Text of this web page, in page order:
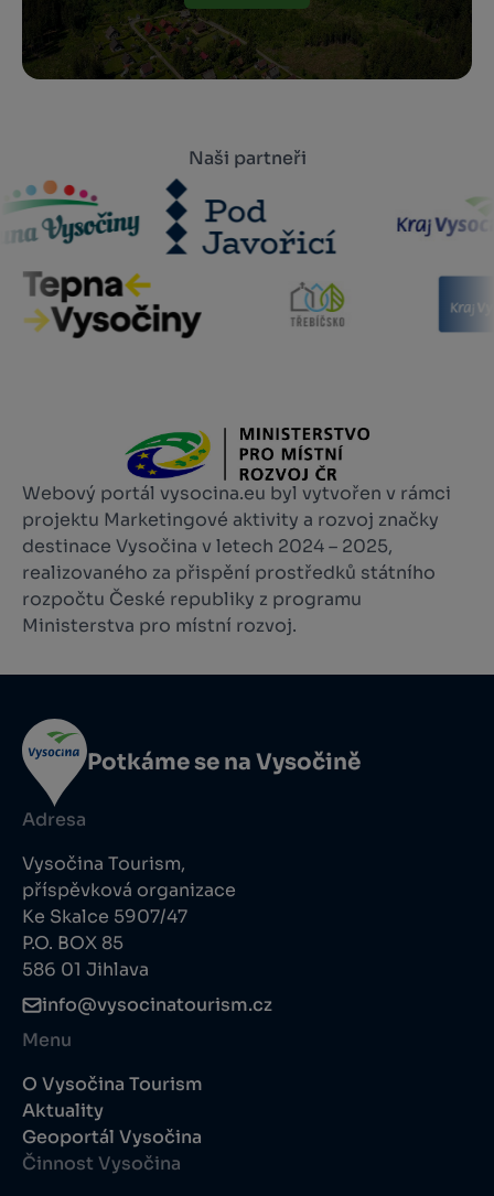
Naši partneři
Webový portál vysocina.eu byl vytvořen v rámci
projektu Marketingové aktivity a rozvoj značky
destinace Vysočina v letech 2024 – 2025,
realizovaného za přispění prostředků státního
rozpočtu České republiky z programu
Ministerstva pro místní rozvoj.
Potkáme se na Vysočině
Adresa
Vysočina Tourism,
příspěvková organizace
Ke Skalce 5907/47
P.O. BOX 85
586 01 Jihlava
info@vysocinatourism.cz
Menu
O Vysočina Tourism
Aktuality
Geoportál Vysočina
Činnost Vysočina